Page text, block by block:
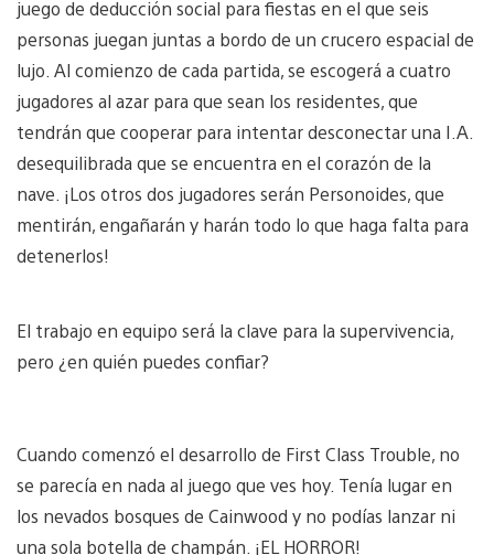
juego de deducción social para fiestas en el que seis
personas juegan juntas a bordo de un crucero espacial de
lujo. Al comienzo de cada partida, se escogerá a cuatro
jugadores al azar para que sean los residentes, que
tendrán que cooperar para intentar desconectar una I.A.
desequilibrada que se encuentra en el corazón de la
nave. ¡Los otros dos jugadores serán Personoides, que
mentirán, engañarán y harán todo lo que haga falta para
detenerlos!
El trabajo en equipo será la clave para la supervivencia,
pero ¿en quién puedes confiar?
Cuando comenzó el desarrollo de First Class Trouble, no
se parecía en nada al juego que ves hoy. Tenía lugar en
los nevados bosques de Cainwood y no podías lanzar ni
una sola botella de champán. ¡EL HORROR!